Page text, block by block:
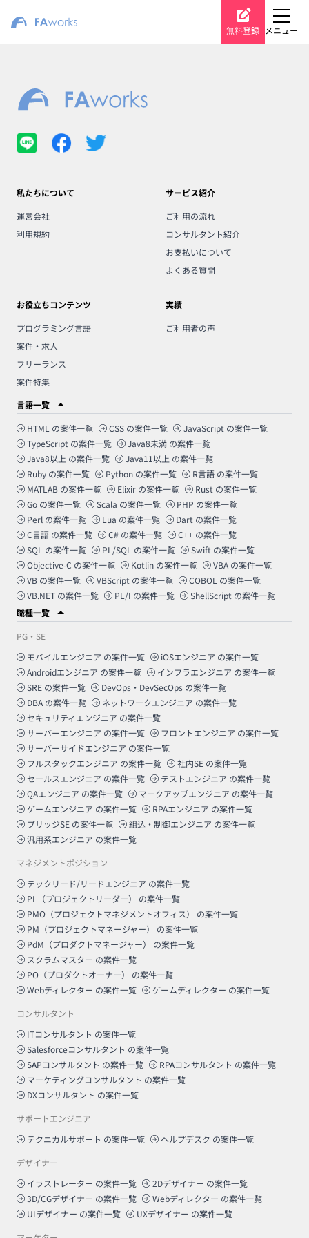
無料登録 メニュー
私たちについて
運営会社
利用規約
サービス紹介
ご利用の流れ
コンサルタント紹介
お支払いについて
よくある質問
お役立ちコンテンツ
プログラミング言語
案件・求人
フリーランス
案件特集
実績
ご利用者の声
言語一覧
HTML の案件一覧 CSS の案件一覧 JavaScript の案件一覧
TypeScript の案件一覧 Java8未満 の案件一覧
Java8以上 の案件一覧 Java11以上 の案件一覧
Ruby の案件一覧 Python の案件一覧 R言語 の案件一覧
MATLAB の案件一覧 Elixir の案件一覧 Rust の案件一覧
Go の案件一覧 Scala の案件一覧 PHP の案件一覧
Perl の案件一覧 Lua の案件一覧 Dart の案件一覧
C言語 の案件一覧 C# の案件一覧 C++ の案件一覧
SQL の案件一覧 PL/SQL の案件一覧 Swift の案件一覧
Objective-C の案件一覧 Kotlin の案件一覧 VBA の案件一覧
VB の案件一覧 VBScript の案件一覧 COBOL の案件一覧
VB.NET の案件一覧 PL/I の案件一覧 ShellScript の案件一覧
職種一覧
PG・SE
モバイルエンジニア の案件一覧 iOSエンジニア の案件一覧
Androidエンジニア の案件一覧 インフラエンジニア の案件一覧
SRE の案件一覧 DevOps・DevSecOps の案件一覧
DBA の案件一覧 ネットワークエンジニア の案件一覧
セキュリティエンジニア の案件一覧
サーバーエンジニア の案件一覧 フロントエンジニア の案件一覧
サーバーサイドエンジニア の案件一覧
フルスタックエンジニア の案件一覧 社内SE の案件一覧
セールスエンジニア の案件一覧 テストエンジニア の案件一覧
QAエンジニア の案件一覧 マークアップエンジニア の案件一覧
ゲームエンジニア の案件一覧 RPAエンジニア の案件一覧
ブリッジSE の案件一覧 組込・制御エンジニア の案件一覧
汎用系エンジニア の案件一覧
マネジメントポジション
テックリード/リードエンジニア の案件一覧
PL（プロジェクトリーダー）
の案件一覧
PMO（プロジェクトマネジメントオフィス）
の案件一覧
PM（プロジェクトマネージャー）
の案件一覧
PdM（プロダクトマネージャー）
の案件一覧
スクラムマスター の案件一覧
PO（プロダクトオーナー）
の案件一覧
Webディレクター の案件一覧 ゲームディレクター の案件一覧
コンサルタント
ITコンサルタント の案件一覧
Salesforceコンサルタント の案件一覧
SAPコンサルタント の案件一覧 RPAコンサルタント の案件一覧
マーケティングコンサルタント の案件一覧
DXコンサルタント の案件一覧
サポートエンジニア
テクニカルサポート の案件一覧 ヘルプデスク の案件一覧
デザイナー
イラストレーター の案件一覧 2Dデザイナー の案件一覧
3D/CGデザイナー の案件一覧 Webディレクター の案件一覧
UIデザイナー の案件一覧 UXデザイナー の案件一覧